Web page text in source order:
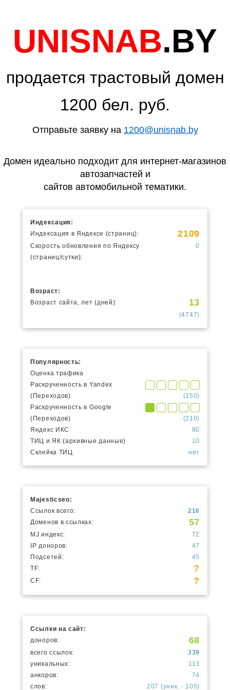
UNISNAB.BY
продается трастовый домен
1200 бел. руб.
Отправьте заявку на 1200@unisnab.by
Домен идеально подходит для интернет-магазинов
автозапчастей и
сайтов автомобильной тематики.
Индексация:
Индексация в Яндексе (страниц):
2109
Скорость обновления по Яндексу
(страниц/сутки):
0
Возраст:
Возраст сайта, лет (дней):
13
(4747)
Популярность:
Оценка трафика
Раскрученность в Yandex
(Переходов)
(150)
Раскрученность в Google
(Переходов)
(210)
Яндекс ИКС
80
ТИЦ и ЯК (архивные данные)
10
Склейка ТИЦ
нет
Majesticseo:
Ссылок всего:
216
Доменов в ссылках:
57
MJ индекс:
72
IP доноров:
47
Подсетей:
45
TF:
?
CF: ?
Ссылки на сайт:
доноров:
68
всего ссылок:
339
уникальных:
113
анкоров:
74
слов:
207 (уник. - 105)